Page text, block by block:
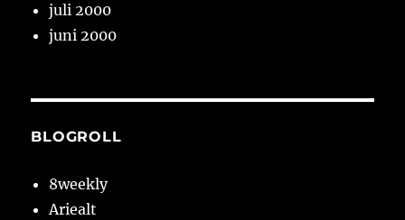
juli 2000
juni 2000
BLOGROLL
8weekly
Ariealt